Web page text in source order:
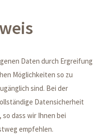
Daten durch Ergreifung
Möglichkeiten so zu
sind. Bei der
Datensicherheit
dass wir Ihnen bei
empfehlen.